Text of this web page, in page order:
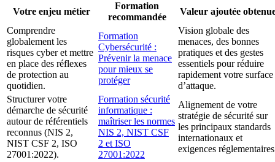
Votre enjeu métier
Formation
recommandée
Valeur ajoutée
Comprendre
globalement les
risques cyber et mettre
en place des réflexes
de protection au
quotidien.
Formation
Cybersécurité :
Prévenir la menace
pour mieux se
protéger
Vision globale des
menaces, des bonnes
pratiques et des gestes
essentiels pour réduire
rapidement votre surface
d’attaque.
Structurer votre
démarche de sécurité
autour de référentiels
reconnus (NIS 2,
NIST CSF 2, ISO
27001:2022).
Formation sécurité
informatique :
maîtriser les normes
NIS 2, NIST CSF
2 et ISO
27001:2022
Alignement de votre
stratégie de sécurité sur
les principaux standards
internationaux et
exigences